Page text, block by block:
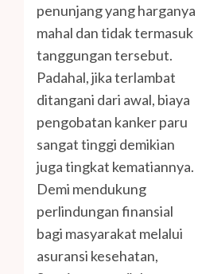
penunjang yang harganya
mahal dan tidak termasuk
tanggungan tersebut.
Padahal, jika terlambat
ditangani dari awal, biaya
pengobatan kanker paru
sangat tinggi demikian
juga tingkat kematiannya.
Demi mendukung
perlindungan finansial
bagi masyarakat melalui
asuransi kesehatan,